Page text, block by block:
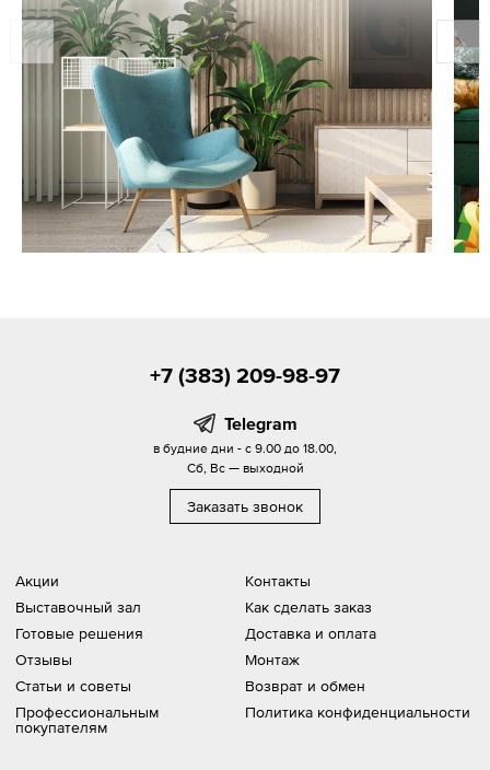
Акции
Выставочный зал
Готовые решения
Отзывы
Статьи и советы
Профессиональным
покупателям
Контакты
Как сделать заказ
Доставка и оплата
Монтаж
Возврат и обмен
Политика конфиденциальности
+7 (383) 209-98-97
Telegram
в будние дни - с 9.00 до 18.00,
Сб, Вс — выходной
Заказать звонок